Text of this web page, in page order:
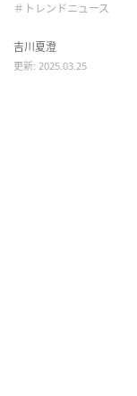
＃トレンドニュース
吉川夏澄
更新: 2025.03.25